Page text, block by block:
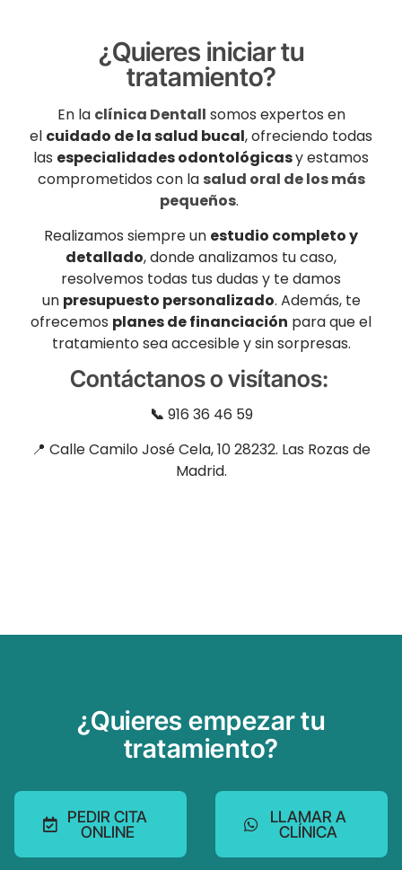
¿Quieres iniciar tu
tratamiento?
En la clínica Dentall somos expertos en
el cuidado de la salud bucal, ofreciendo todas
las especialidades odontológicasy estamos
comprometidos con la salud oral de los más
pequeños.
Realizamos siempre un estudio completo y
detallado, donde analizamos tu caso,
resolvemos todas tus dudas y te damos
un presupuesto personalizado. Además, te
ofrecemos planes de financiación para que el
tratamiento sea accesible y sin sorpresas.
Contáctanos ovisítanos:
📞 916 36 46 59
📍 Calle Camilo José Cela, 10 28232. Las Rozas de
Madrid.
¿Quieres empezar tu
tratamiento?
PEDIR CITA
ONLINE
LLAMAR A
CLÍNICA